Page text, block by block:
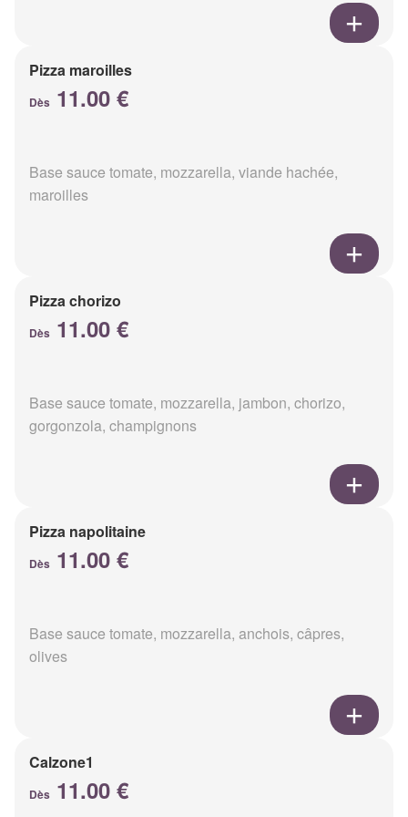
Pizza maroilles
Dès 11.00 €
Base sauce tomate, mozzarella, viande hachée,
maroilles
Pizza chorizo
Dès 11.00 €
Base sauce tomate, mozzarella, jambon, chorizo,
gorgonzola, champignons
Pizza napolitaine
Dès 11.00 €
Base sauce tomate, mozzarella, anchois, câpres,
olives
Calzone1
Dès 11.00 €